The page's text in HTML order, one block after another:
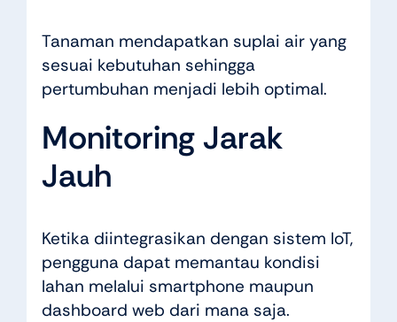
Tanaman mendapatkan suplai air yang
sesuai kebutuhan sehingga
pertumbuhan menjadi lebih optimal.
Monitoring Jarak
Jauh
Ketika diintegrasikan dengan sistem IoT,
pengguna dapat memantau kondisi
lahan melalui smartphone maupun
dashboard web dari mana saja.